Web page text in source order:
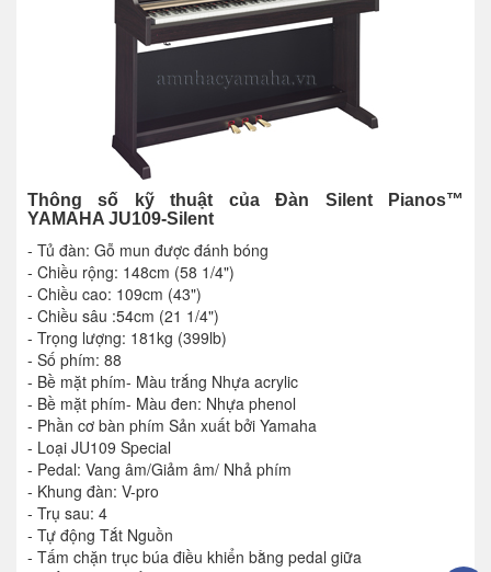
Thông số kỹ thuật của Đàn Silent Pianos™
YAMAHA JU109-Silent
- Tủ đàn: Gỗ mun được đánh bóng
- Chiều rộng: 148cm (58 1/4")
- Chiều cao: 109cm (43")
- Chiều sâu :54cm (21 1/4")
- Trọng lượng: 181kg (399lb)
- Số phím: 88
- Bề mặt phím- Màu trắng Nhựa acrylic
- Bề mặt phím- Màu đen: Nhựa phenol
- Phần cơ bàn phím Sản xuất bởi Yamaha
- Loại JU109 Special
- Pedal: Vang âm/Giảm âm/ Nhả phím
- Khung đàn: V-pro
- Trụ sau: 4
- Tự động Tắt Nguồn
- Tấm chặn trục búa điều khiển bằng pedal giữa